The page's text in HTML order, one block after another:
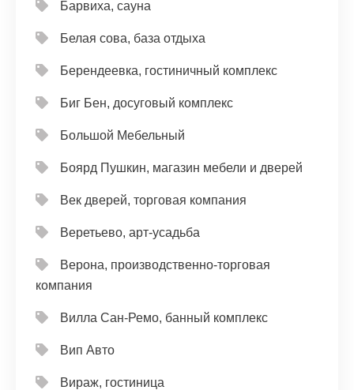
Барвиха, сауна
Белая сова, база отдыха
Берендеевка, гостиничный комплекс
Биг Бен, досуговый комплекс
Большой Мебельный
Боярд Пушкин, магазин мебели и дверей
Век дверей, торговая компания
Веретьево, арт-усадьба
Верона, производственно-торговая
компания
Вилла Сан-Ремо, банный комплекс
Вип Авто
Вираж, гостиница